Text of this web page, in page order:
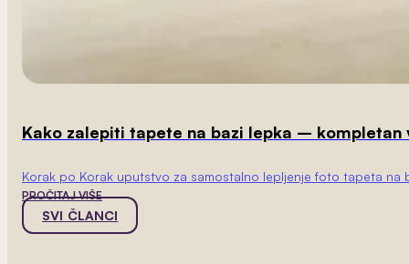
Kako zalepiti tapete na bazi lepka – kompletan
Korak po Korak uputstvo za samostalno lepljenje foto tapeta
PROČITAJ VIŠE
SVI ČLANCI